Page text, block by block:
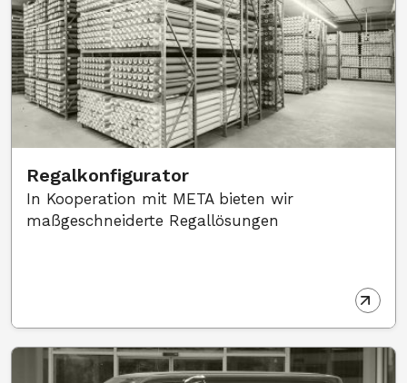
Regalkonfigurator
In Kooperation mit META bieten wir
maßgeschneiderte Regallösungen